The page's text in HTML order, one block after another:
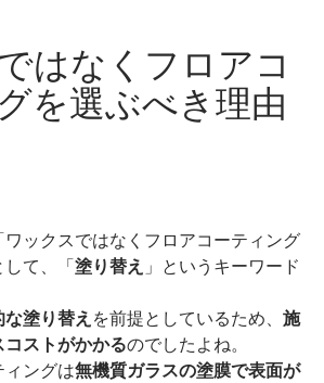
はなくフロアコ
を選ぶべき理由
ックスではなくフロアコーティング
して、「塗り替え 」というキーワード
な塗り替え を前提としているため、 施
ストがかかるのでしたよね。
ングは無機質ガラスの塗膜で表面が